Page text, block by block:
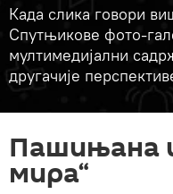
Када слика говори
Спутњикове фото-
мултимедијални
другачије
Пашињана
мира“